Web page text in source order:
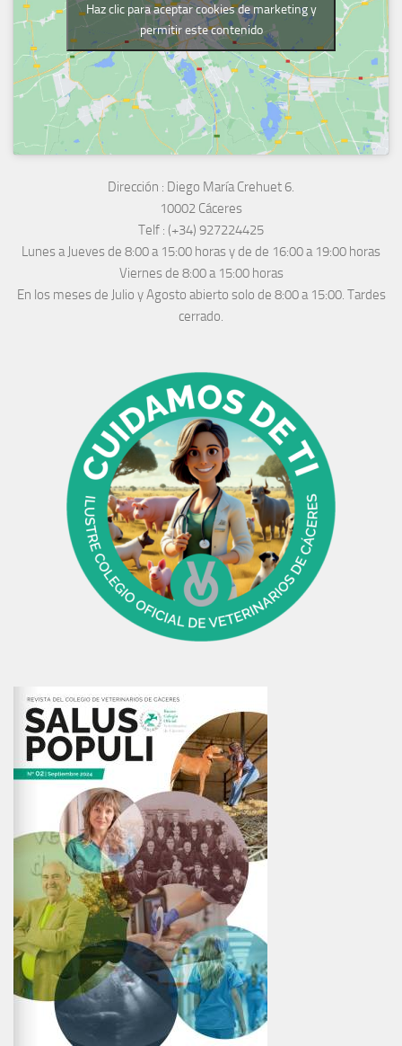
Haz clic para aceptar cookies de marketing y
permitir este contenido
Dirección : Diego María Crehuet 6.
10002 Cáceres
Telf : (+34) 927224425
Lunes a Jueves de 8:00 a 15:00 horas y de de 16:00 a 19:00 horas
Viernes de 8:00 a 15:00 horas
En los meses de Julio y Agosto abierto solo de 8:00 a 15:00. Tardes
cerrado.